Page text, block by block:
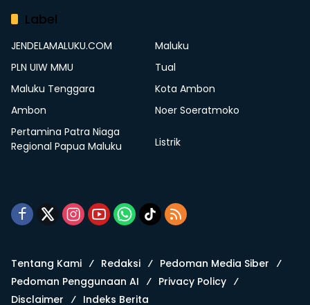
Label
JENDELAMALUKU.COM
Maluku
PLN UIW MMU
Tual
Maluku Tenggara
Kota Ambon
Ambon
Noer Soeratmoko
Pertamina Patra Niaga
Regional Papua Maluku
Listrik
Tentang Kami Redaksi
Pedoman Media Siber
Pedoman Penggunaan AI
Privacy Policy
Disclaimer
Indeks Berita